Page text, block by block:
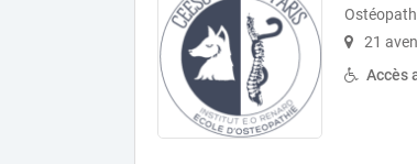
21
Accès